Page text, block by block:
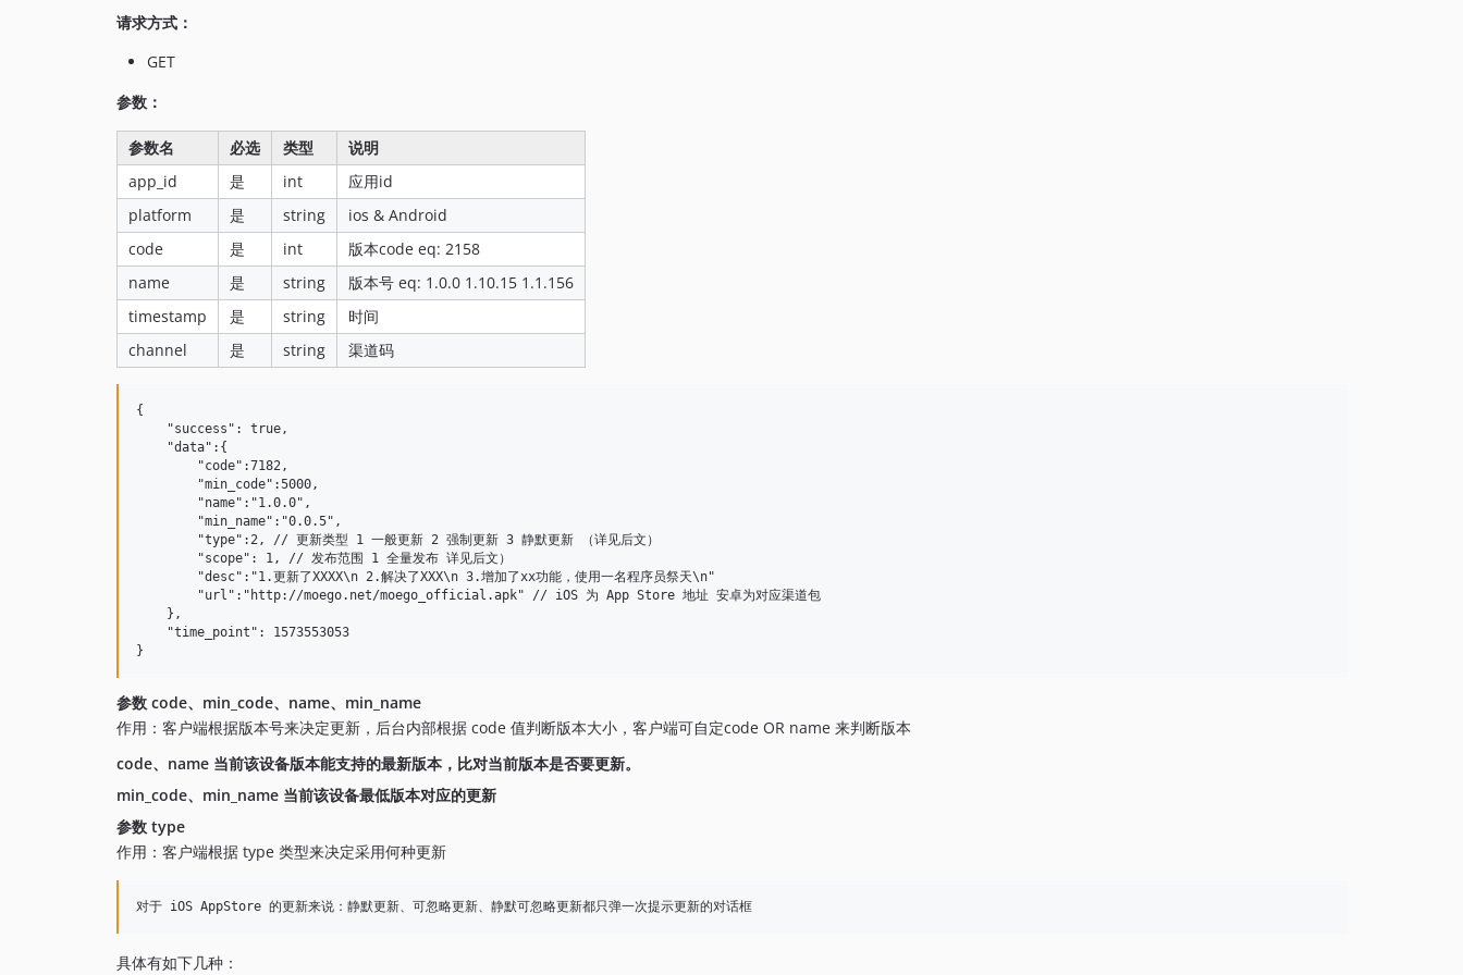
请求方式：
GET
参数：
参数名 必选 类型
说明
app_id
是 int
应用id
platform
是 string
ios & Android
code
是 int
版本code eq: 2158
name
是 string
版本号 eq: 1.0.0 1.10.15 1.1.156
timestamp
是 string
时间
channel
是 string 渠道码
{
    "success": true,
    "data":{
        "code":7182,
        "min_code":5000,
        "name":"1.0.0",
        "min_name":"0.0.5",
        "type":2, // 更新类型 1 一般更新 2 强制更新 3 静默更新 （详见后文）
        "scope": 1, // 发布范围 1 全量发布 详见后文）
        "desc":"1.更新了XXXX\n 2.解决了XXX\n 3.增加了xx功能，使用一名程序员祭天\n"
        "url":"http://moego.net/moego_official.apk" // iOS 为 App Store 地址 安卓为对应渠道包
    },
    "time_point": 1573553053
参数 code、min_code、name、min_name
作用：客户端根据版本号来决定更新，后台内部根据 code 值判断版本大小，客户端可自定code OR name 来判断版本
code、name 当前该设备版本能支持的最新版本，比对当前版本是否要更新。
min_code、min_name 当前该设备最低版本对应的更新
参数 type
作用：客户端根据 type 类型来决定采用何种更新
具体有如下几种：